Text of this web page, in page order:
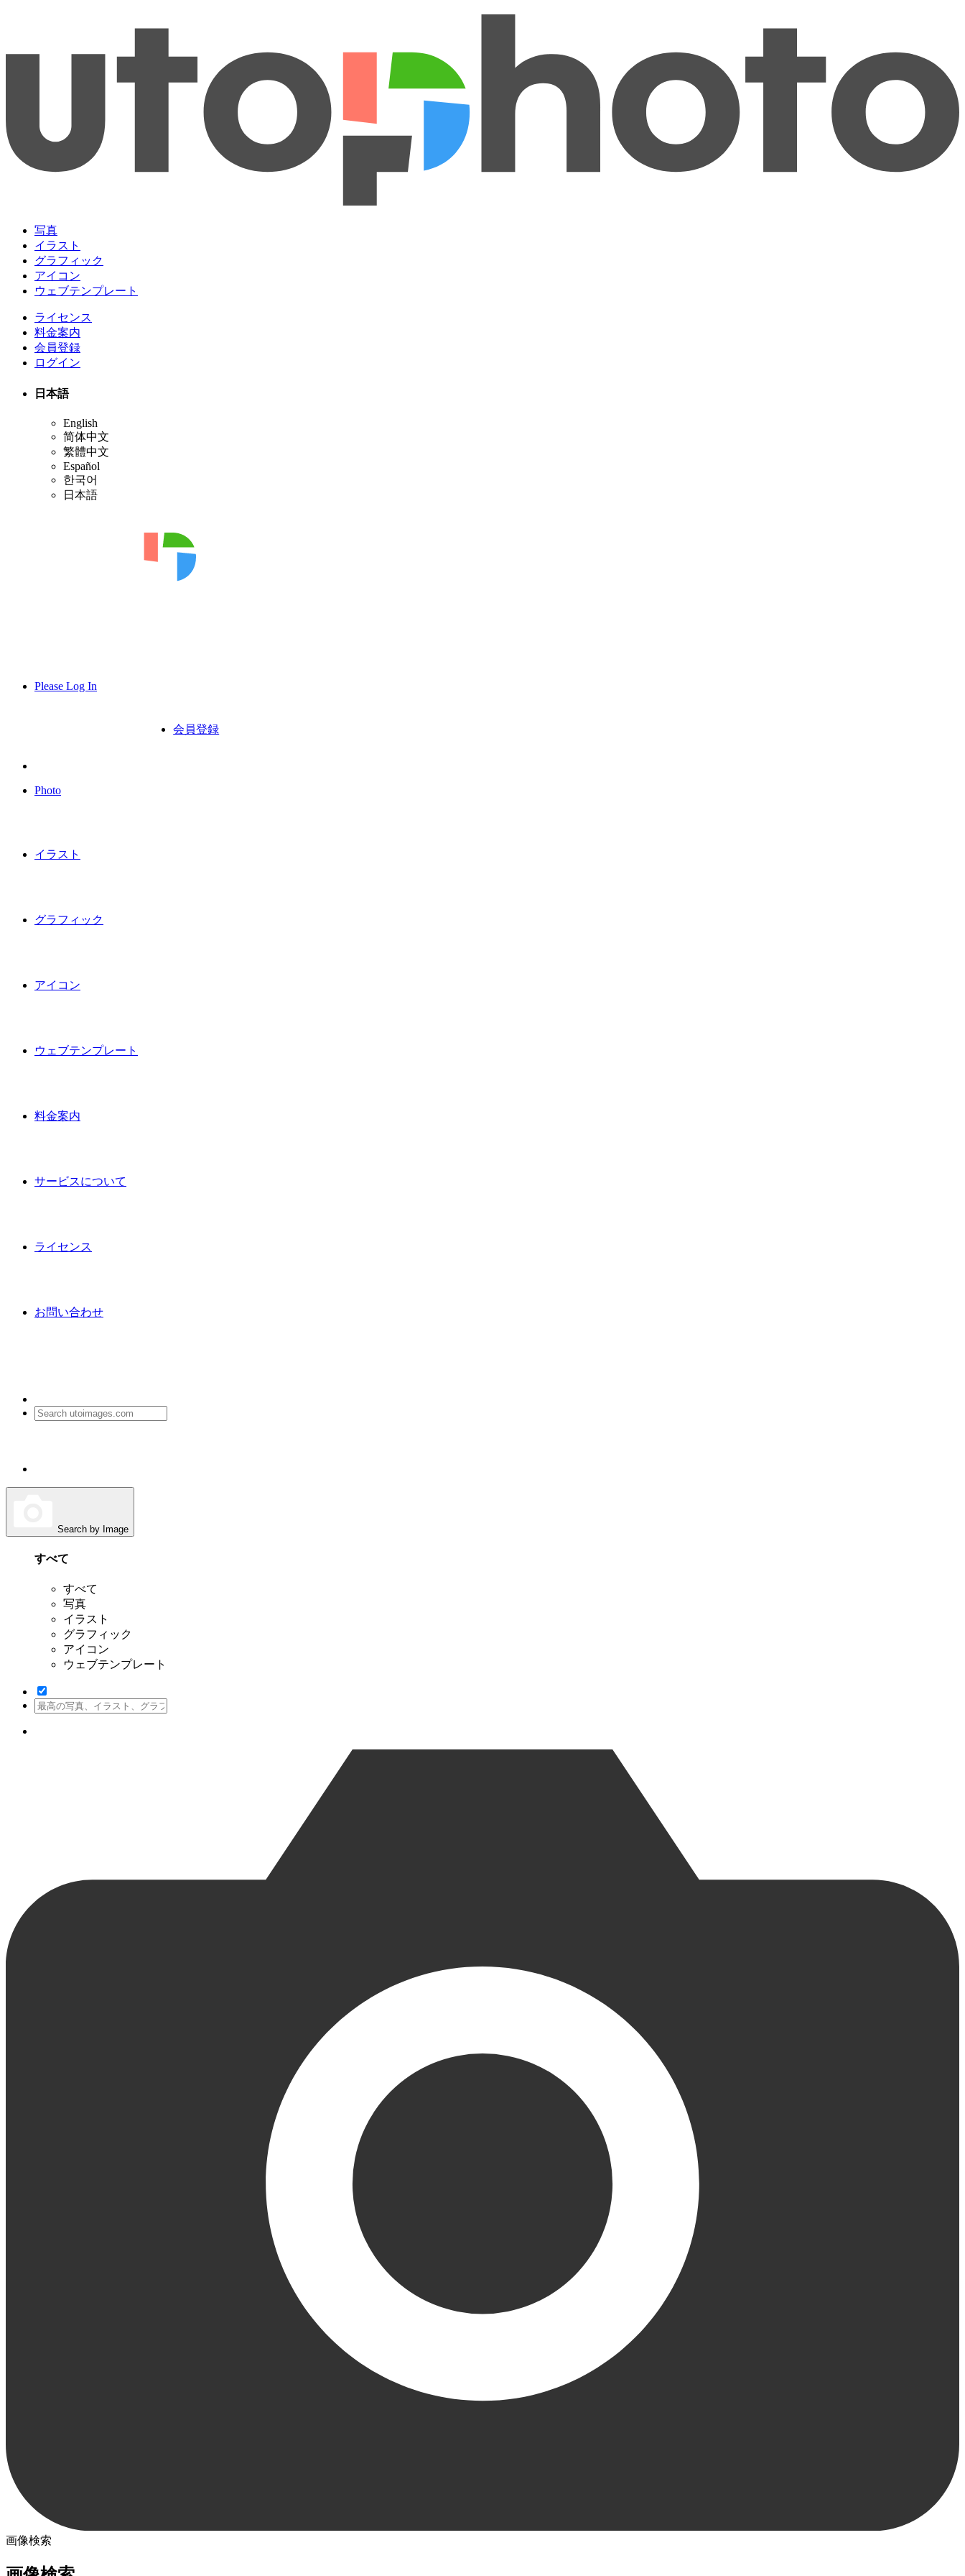
写真
イラスト
グラフィック
アイコン
ウェブテンプレート
ライセンス
料金案内
会員登録
ログイン
日本語
English
简体中文
繁體中文
Español
한국어
日本語
Please Log In
会員登録
Photo
イラスト
グラフィック
アイコン
ウェブテンプレート
料金案内
サービスについて
ライセンス
お問い合わせ
Search by Image
すべて
すべて
写真
イラスト
グラフィック
アイコン
ウェブテンプレート
画像検索